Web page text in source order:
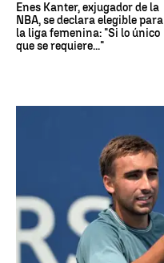
Enes Kanter, exjugador de la
NBA, se declara elegible para
la liga femenina: "Si lo único
que se requiere..."